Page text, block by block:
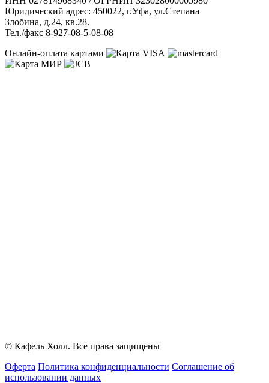
Юридический адрес: 450022, г.Уфа, ул.Степана
Злобина, д.24, кв.28.
Тел./факс 8-927-08-5-08-08
Онлайн-оплата картами
© Кафель Холл. Все права защищены
Оферта Политика конфиденциальности Соглашение об
использовании данных